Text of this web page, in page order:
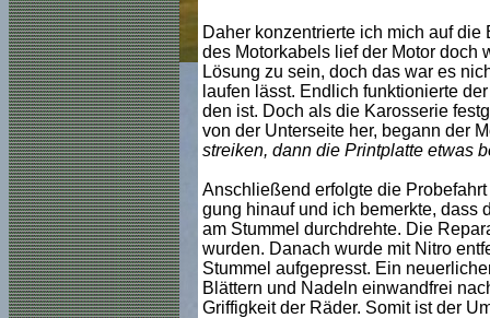
Daher konzentrierte ich mich auf
des Motorkabels lief der Motor doch
Lösung zu sein, doch das war es
laufen lässt. Endlich funktionierte
den ist. Doch als die Karosserie
von der Unterseite her, begann der
streiken, dann die Printplatte etwas
Anschließend erfolgte die
gung hinauf und ich bemerkte, dass
am Stummel durchdrehte. Die
wurden. Danach wurde mit Nitro
Stummel aufgepresst. Ein
Blättern und Nadeln einwandfrei
Griffigkeit der Räder. Somit ist der